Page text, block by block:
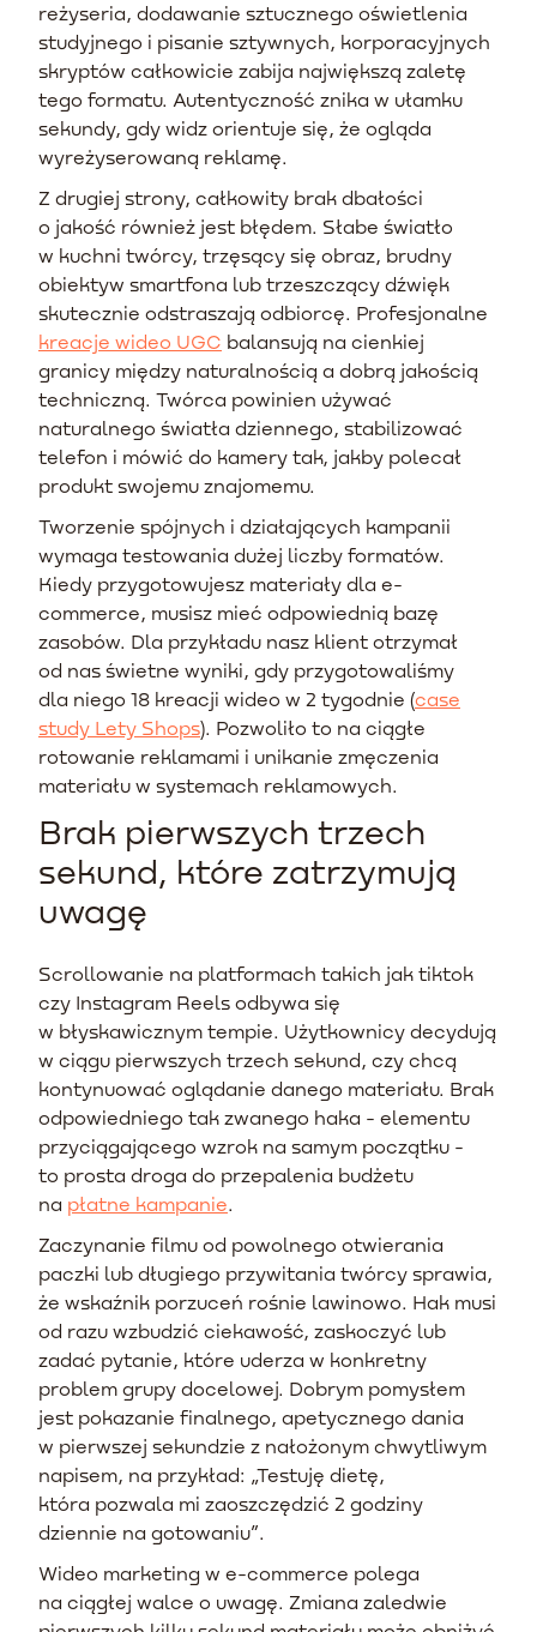
reżyseria, dodawanie sztucznego oświetlenia
studyjnego i pisanie sztywnych, korporacyjnych
skryptów całkowicie zabija największą zaletę
tego formatu. Autentyczność znika w ułamku
sekundy, gdy widz orientuje się, że ogląda
wyreżyserowaną reklamę.
Z drugiej strony, całkowity brak dbałości
o jakość również jest błędem. Słabe światło
w kuchni twórcy, trzęsący się obraz, brudny
obiektyw smartfona lub trzeszczący dźwięk
skutecznie odstraszają odbiorcę. Profesjonalne
kreacje wideo UGC balansują na cienkiej
granicy między naturalnością a dobrą jakością
techniczną. Twórca powinien używać
naturalnego światła dziennego, stabilizować
telefon i mówić do kamery tak, jakby polecał
produkt swojemu znajomemu.
Tworzenie spójnych i działających kampanii
wymaga testowania dużej liczby formatów.
Kiedy przygotowujesz materiały dla e-
commerce, musisz mieć odpowiednią bazę
zasobów. Dla przykładu nasz klient otrzymał
od nas świetne wyniki, gdy przygotowaliśmy
dla niego 18 kreacji wideo w 2 tygodnie (case
study Lety Shops). Pozwoliło to na ciągłe
rotowanie reklamami i unikanie zmęczenia
materiału w systemach reklamowych.
Brak pierwszych trzech
sekund, które zatrzymują
uwagę
Scrollowanie na platformach takich jak tiktok
czy Instagram Reels odbywa się
w błyskawicznym tempie. Użytkownicy decydują
w ciągu pierwszych trzech sekund, czy chcą
kontynuować oglądanie danego materiału. Brak
odpowiedniego tak zwanego haka - elementu
przyciągającego wzrok na samym początku -
to prosta droga do przepalenia budżetu
na płatne kampanie.
Zaczynanie filmu od powolnego otwierania
paczki lub długiego przywitania twórcy sprawia,
że wskaźnik porzuceń rośnie lawinowo. Hak musi
od razu wzbudzić ciekawość, zaskoczyć lub
zadać pytanie, które uderza w konkretny
problem grupy docelowej. Dobrym pomysłem
jest pokazanie finalnego, apetycznego dania
w pierwszej sekundzie z nałożonym chwytliwym
napisem, na przykład: „Testuję dietę,
która pozwala mi zaoszczędzić 2 godziny
dziennie na gotowaniu”.
Wideo marketing w e-commerce polega
na ciągłej walce o uwagę. Zmiana zaledwie